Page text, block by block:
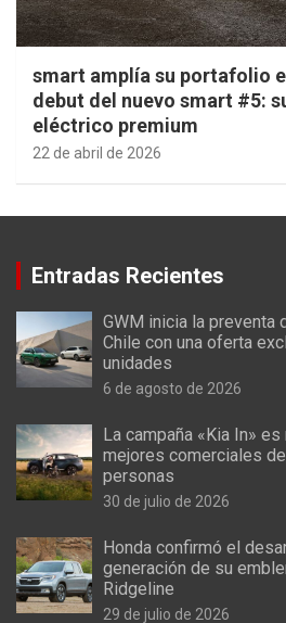
smart amplía su portafolio
debut del nuevo smart #5:
eléctrico premium
22 de abril de 2026
Entradas Recientes
GWM inicia la preventa
Chile con una oferta
unidades
6 de agosto de 2026
La campaña «Kia In»
mejores comerciales
personas
30 de julio de 2026
Honda confirmó el
generación de su
Ridgeline
29 de julio de 2026